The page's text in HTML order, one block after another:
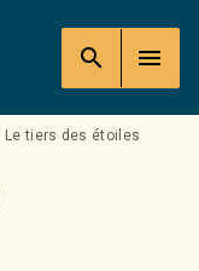
search menu
Le tiers des étoiles